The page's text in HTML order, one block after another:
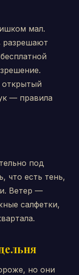
мал.
разрешают
— правила
под
что есть тень,
Ветер —
салфетки,
но они